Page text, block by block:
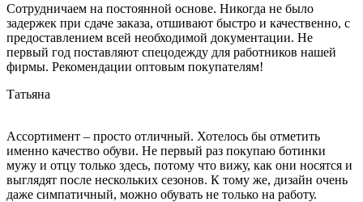
Сотрудничаем на постоянной основе. Никогда не было
задержек при сдаче заказа, отшивают быстро и качественно, с
предоставлением всей необходимой документации. Не
первый год поставляют спецодежду для работников нашей
фирмы. Рекомендации оптовым покупателям!
Татьяна
Ассортимент – просто отличный. Хотелось бы отметить
именно качество обуви. Не первый раз покупаю ботинки
мужу и отцу только здесь, потому что вижу, как они носятся и
выглядят после нескольких сезонов. К тому же, дизайн очень
даже симпатичный, можно обувать не только на работу.